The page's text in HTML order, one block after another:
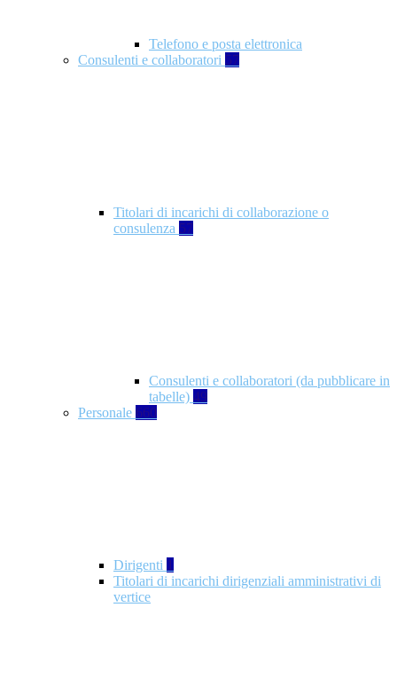
Telefono e posta elettronica
Consulenti e collaboratori 57
Titolari di incarichi di collaborazione o
consulenza 57
Consulenti e collaboratori (da pubblicare in
tabelle) 49
Personale 660
Dirigenti 1
Titolari di incarichi dirigenziali amministrativi di
vertice